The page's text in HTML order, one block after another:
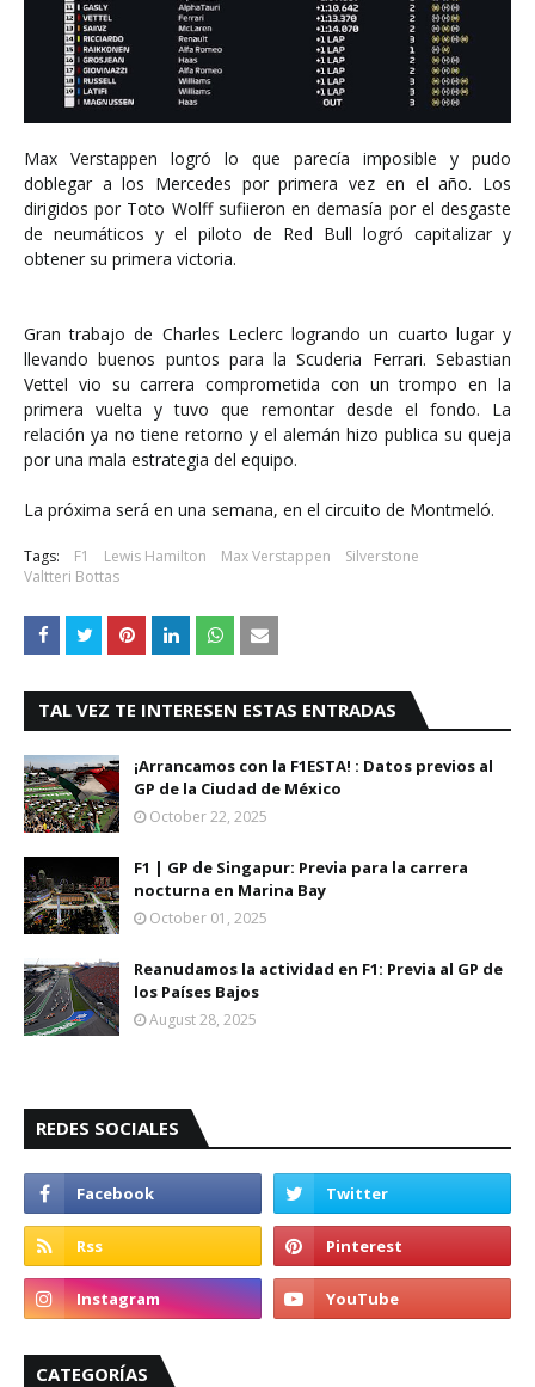
Max Verstappen logró lo que parecía imposible y pudo
doblegar a los Mercedes por primera vez en el año. Los
dirigidos por Toto Wolff sufiieron en demasía por el desgaste
de neumáticos y el piloto de Red Bull logró capitalizar y
obtener su primera victoria.
Gran trabajo de Charles Leclerc logrando un cuarto lugar y
llevando buenos puntos para la Scuderia Ferrari. Sebastian
Vettel vio su carrera comprometida con un trompo en la
primera vuelta y tuvo que remontar desde el fondo. La
relación ya no tiene retorno y el alemán hizo publica su queja
por una mala estrategia del equipo.
La próxima será en una semana, en el circuito de Montmeló.
Tags: F1 Lewis Hamilton Max Verstappen
Silverstone
Valtteri Bottas
TAL VEZ TE INTERESEN ESTAS ENTRADAS
¡Arrancamos con la F1ESTA! : Datos previos al
GP de la Ciudad de México
October 22, 2025
F1 | GP de Singapur: Previa para la carrera
nocturna en Marina Bay
October 01, 2025
Reanudamos la actividad en F1: Previa al GP de
los Países Bajos
August 28, 2025
REDES SOCIALES
CATEGORÍAS